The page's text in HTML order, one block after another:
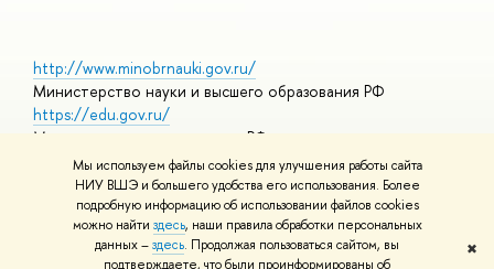
Мы используем файлы cookies для улучшения работы сайта
НИУ ВШЭ и большего удобства его использования. Более
подробную информацию об использовании файлов cookies
можно найти здесь, наши правила обработки персональных
данных –здесь. Продолжая пользоваться сайтом, вы
подтверждаете, что были проинформированы об
✖
http://www.minobrnauki.gov.ru/
Министерство науки и высшего образования РФ
https://edu.gov.ru/
Министерство просвещения РФ
https://elearning.hse.ru/mooc
Массовые открытые онлайн-курсы
© НИУ ВШЭ 1993–2026 Адреса и контактыУсловия